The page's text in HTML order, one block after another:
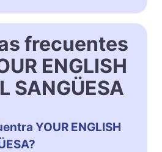
frecuentes
ENGLISH
SANGÜESA
YOUR ENGLISH